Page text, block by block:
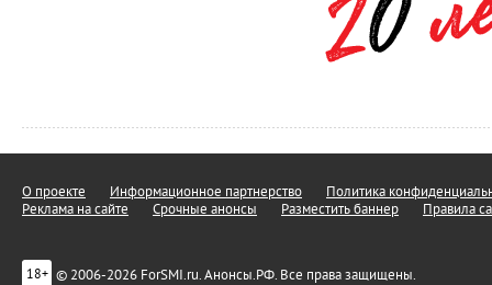
О проекте Информационное партнерство
Политика
Реклама на сайте
Срочные анонсы Разместить баннер Правила
18+ © 2006-2026 ForSMI.ru. Анонсы.РФ. Все права защищены.